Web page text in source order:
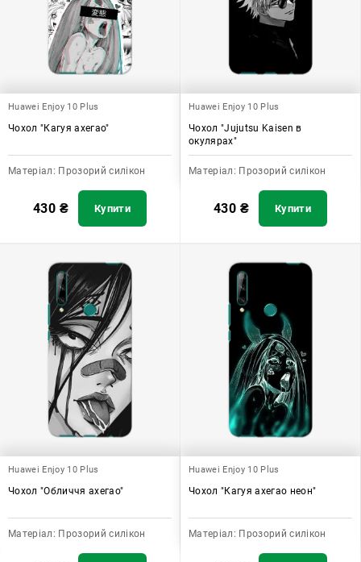
Huawei Enjoy 10 Plus
Чохол "Кагуя ахегао"
Матеріал: Прозорий силікон
430 ₴ Купити
Huawei Enjoy 10 Plus
Чохол "Jujutsu Kaisen в
окулярах"
Матеріал: Прозорий силікон
430 ₴ Купити
Huawei Enjoy 10 Plus
Чохол "Обличчя ахегао"
Матеріал: Прозорий силікон
Huawei Enjoy 10 Plus
Чохол "Кагуя ахегао неон"
Матеріал: Прозорий силікон